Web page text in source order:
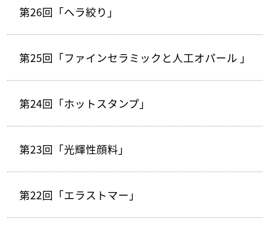
第26回「ヘラ絞り」
第25回「ファインセラミックと人工オパール 」
第24回「ホットスタンプ」
第23回「光輝性顔料」
第22回「エラストマー」